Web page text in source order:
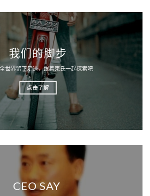
我们的脚步
世界留下足迹，跟着束氏一起探索吧
点击了解
CEO SAY